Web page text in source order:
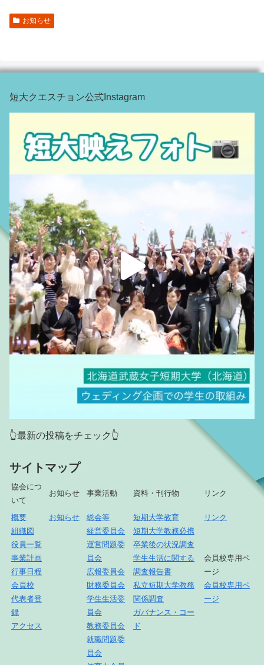
お知らせ
短大クエスチョン公式Instagram
👆最新の投稿をチェック👆
サイトマップ
協会につ
いて
お知らせ 事業活動 資料・刊行物 リンク
概要
組織図
役員一覧
事業計画
行事日程
会員校
代表者登
録
アクセス
お知らせ
総会等
経営委員会
運営問題委
員会
広報委員会
財務委員会
学生生活委
員会
教務委員会
就職問題委
員会
短期大学教育
短期大学教務必携
卒業後の状況調査
学生生活に関する
調査報告書
私立短期大学教務
関係調査
ガバナンス・コー
ド
リンク
会員校専用ペ
ージ
会員校専用ペ
ージ